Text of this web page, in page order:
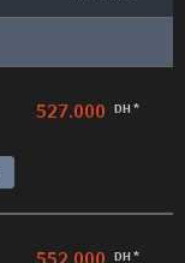
527.000 DH *
552.000 DH *